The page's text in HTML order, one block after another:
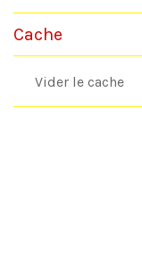
Cache
Vider le cache